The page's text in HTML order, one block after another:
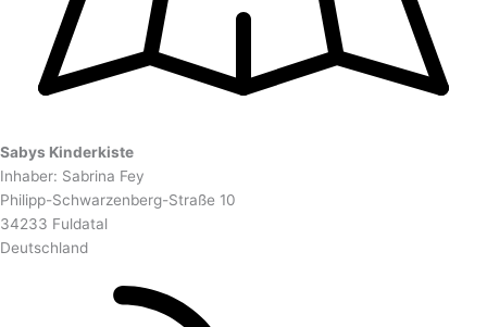
Sabys Kinderkiste
Inhaber: Sabrina Fey
Philipp-Schwarzenberg-Straße 10
34233 Fuldatal
Deutschland